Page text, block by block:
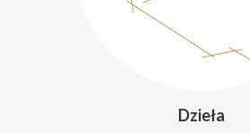
Dzieła